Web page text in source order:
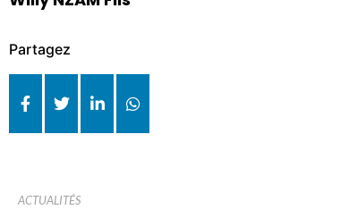
Partagez
ACTUALITÉS